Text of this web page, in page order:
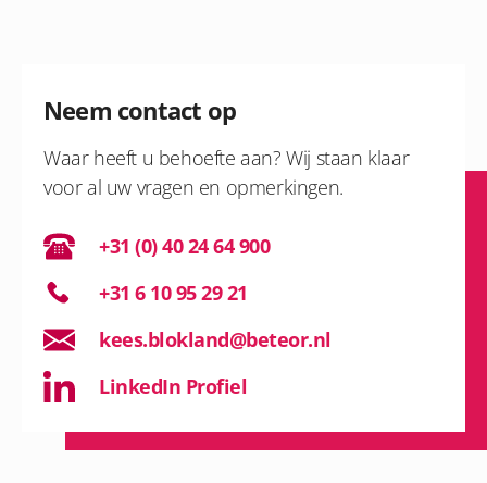
Neem contact op
Waar heeft u behoefte aan? Wij staan klaar
voor al uw vragen en opmerkingen.
+31 (0) 40 24 64 900
+31 6 10 95 29 21
kees.blokland@beteor.nl
LinkedIn Profiel